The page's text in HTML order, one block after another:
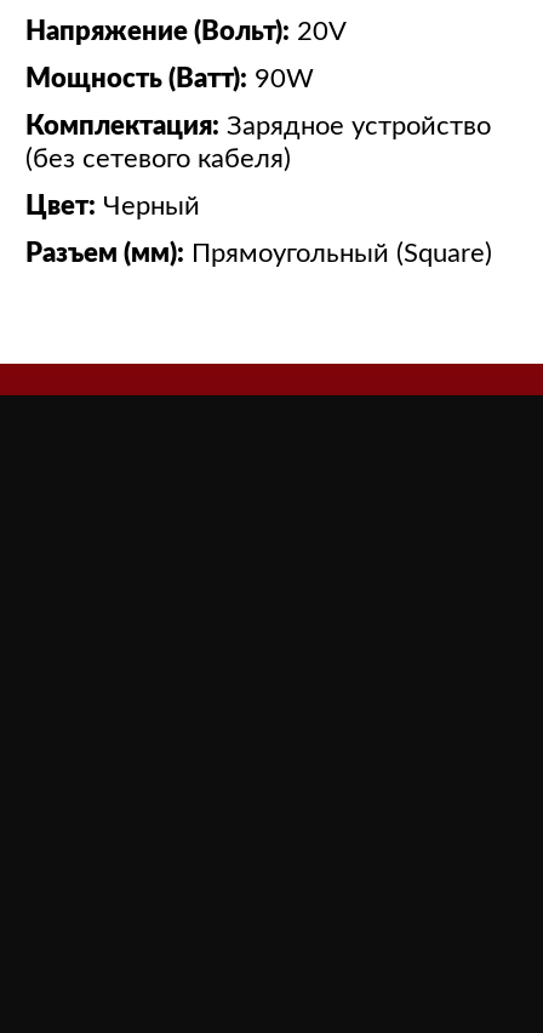
Напряжение (Вольт): 20V
Мощность (Ватт): 90W
Комплектация: Зарядное устройство
(без сетевого кабеля)
Цвет: Черный
Разъем (мм): Прямоугольный (Square)